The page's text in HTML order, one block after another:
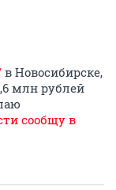
в Новосибирске,
млн рублей
сообщу в